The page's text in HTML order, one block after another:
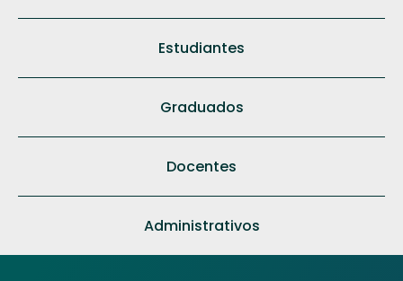
Estudiantes
Graduados
Docentes
Administrativos